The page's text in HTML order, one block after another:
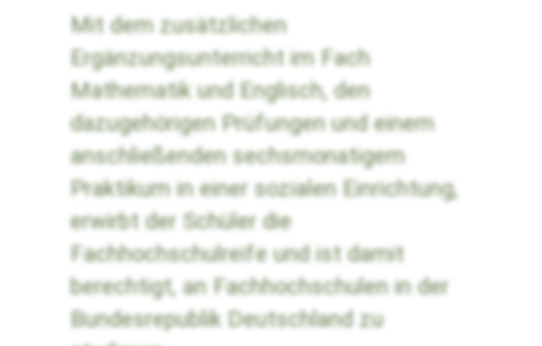
Mit dem zusätzlichen
Ergänzungsunterricht im Fach
Mathematik und Englisch, den
dazugehörigen Prüfungen und einem
anschließenden sechsmonatigem
Praktikum in einer sozialen Einrichtung,
erwirbt der Schüler die
Fachhochschulreife und ist damit
berechtigt, an Fachhochschulen in der
Bundesrepublik Deutschland zu